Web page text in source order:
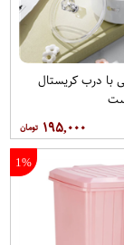
با درب کریستال
۱۹۵,۰۰۰
1%